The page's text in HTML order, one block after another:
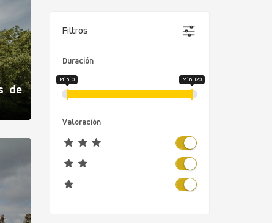
Filtros
Duración
Min. 0 Min. 120
Valoración
de